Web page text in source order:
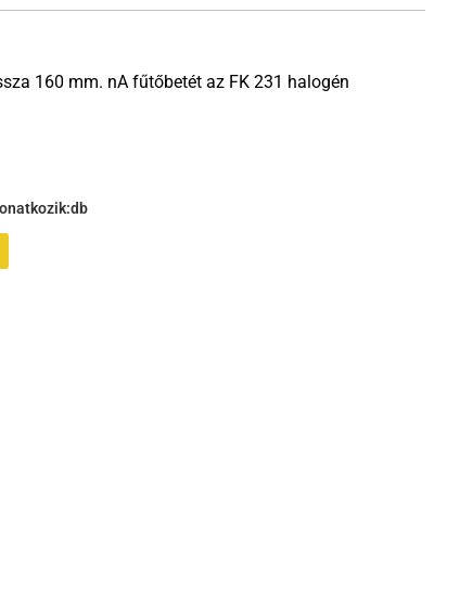
160 mm. nA fűtőbetét az FK 231 halogén
db